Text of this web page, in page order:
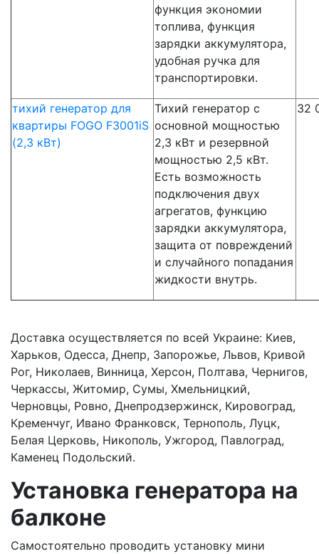
функция экономии
топлива, функция
зарядки аккумулятора,
удобная ручка для
транспортировки.
тихий генератор для
квартиры FOGO F3001iS
(2,3 кВт)
Тихий генератор с
основной мощностью
2,3 кВт и резервной
мощностью 2,5 кВт.
Есть возможность
подключения двух
агрегатов, функцию
зарядки аккумулятора,
защита от повреждений
и случайного попадания
жидкости внутрь.
32
Доставка осуществляется по всей Украине: Киев,
Харьков, Одесса, Днепр, Запорожье, Львов, Кривой
Рог, Николаев, Винница, Херсон, Полтава, Чернигов,
Черкассы, Житомир, Сумы, Хмельницкий,
Черновцы, Ровно, Днепродзержинск, Кировоград,
Кременчуг, Ивано Франковск, Тернополь, Луцк,
Белая Церковь, Никополь, Ужгород, Павлоград,
Каменец Подольский.
Установка генератора на
балконе
Самостоятельно проводить установку мини